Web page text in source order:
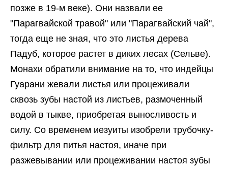
позже в 19-м веке). Они назвали ее
"Парагвайской травой" или "Парагвайский чай",
тогда еще не зная, что это листья дерева
Падуб, которое растет в диких лесах (Сельве).
Монахи обратили внимание на то, что индейцы
Гуарани жевали листья или процеживали
сквозь зубы настой из листьев, размоченный
водой в тыкве, приобретая выносливость и
силу. Со временем иезуиты изобрели трубочку-
фильтр для питья настоя, иначе при
разжевывании или процеживании настоя зубы